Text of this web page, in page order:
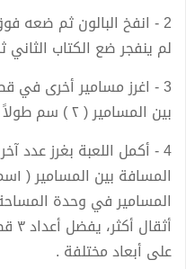
2 - انفخ البالون ثم ضعه
لم ینفجر ضع الكتاب الثاني
3 - اغرز مسامیر أخرى
بین المسامیر ( ٢ ) سم طولاً وعرضاً وكرر اللعبة .
4 - أكمل اللعبة بغرز عدد
المسامیر في وحدة
على أبعاد مختلفة .